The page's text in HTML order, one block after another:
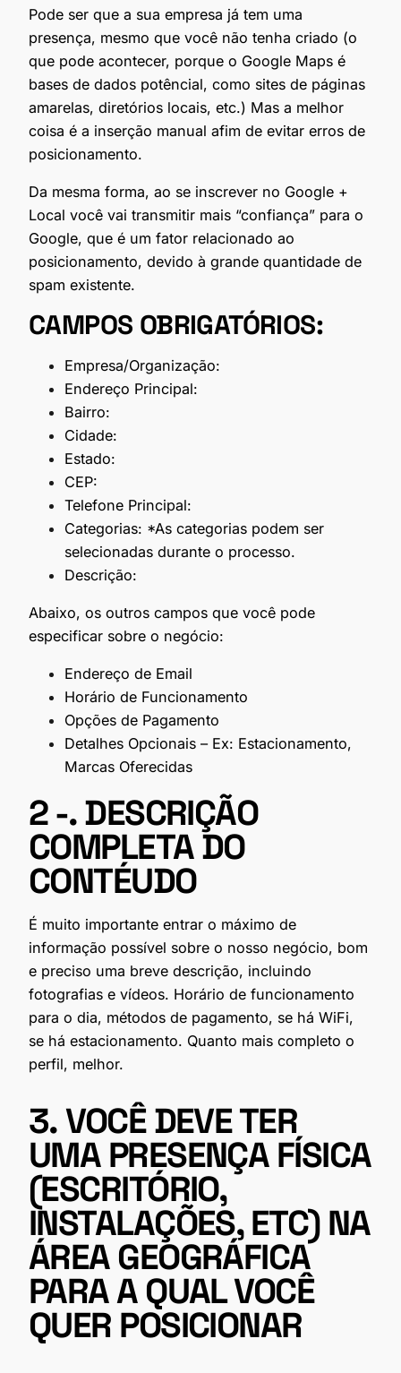
Pode ser que a sua empresa já tem uma
presença, mesmo que você não tenha criado (o
que pode acontecer, porque o Google Maps é
bases de dados potêncial, como sites de páginas
amarelas, diretórios locais, etc.) Mas a melhor
coisa é a inserção manual afim de evitar erros de
posicionamento.
Da mesma forma, ao se inscrever no Google +
Local você vai transmitir mais “confiança” para o
Google, que é um fator relacionado ao
posicionamento, devido à grande quantidade de
spam existente.
CAMPOS OBRIGATÓRIOS:
Empresa/Organização:
Endereço Principal:
Bairro:
Cidade:
Estado:
CEP:
Telefone Principal:
Categorias: *As categorias podem ser
selecionadas durante o processo.
Descrição:
Abaixo, os outros campos que você pode
especificar sobre o negócio:
Endereço de Email
Horário de Funcionamento
Opções de Pagamento
Detalhes Opcionais – Ex: Estacionamento,
Marcas Oferecidas
2 -. DESCRIÇÃO
COMPLETA DO
CONTÉUDO
É muito importante entrar o máximo de
informação possível sobre o nosso negócio, bom
e preciso uma breve descrição, incluindo
fotografias e vídeos. Horário de funcionamento
para o dia, métodos de pagamento, se há WiFi,
se há estacionamento. Quanto mais completo o
perfil, melhor.
3. VOCÊ DEVE TER
UMA PRESENÇA FÍSICA
(ESCRITÓRIO,
INSTALAÇÕES, ETC) NA
ÁREA GEOGRÁFICA
PARA A QUAL VOCÊ
QUER POSICIONAR